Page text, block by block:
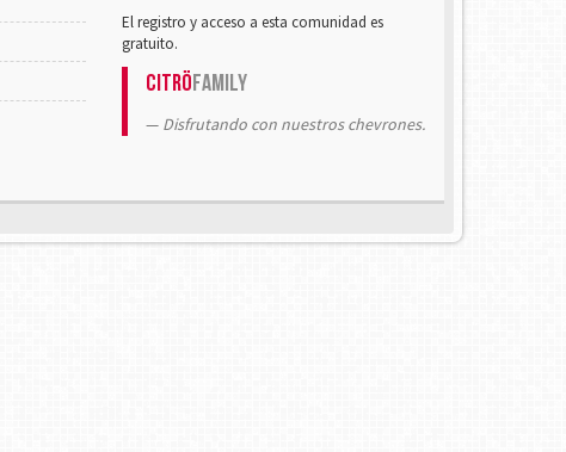
El registro y acceso a esta comunidad es
gratuito.
CitröFamily
Disfrutando con nuestros chevrones.